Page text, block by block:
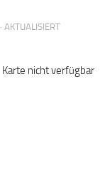
· AKTUALISIERT
Karte nicht verfügbar